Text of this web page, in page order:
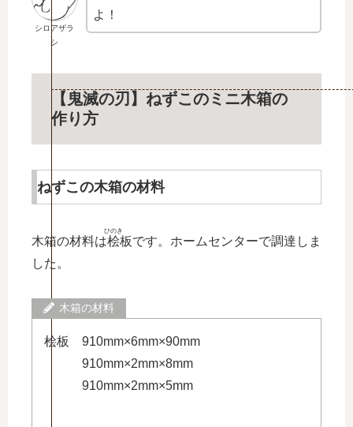
シロアザラ
シ
よ！
【鬼滅の刃】ねずこのミニ木箱の
作り方
ねずこの木箱の材料
木箱の材料は桧
ひのき
板です。ホームセンターで調達しま
した。
木箱の材料
桧板 910mm×6mm×90mm
910mm×2mm×8mm
910mm×2mm×5mm